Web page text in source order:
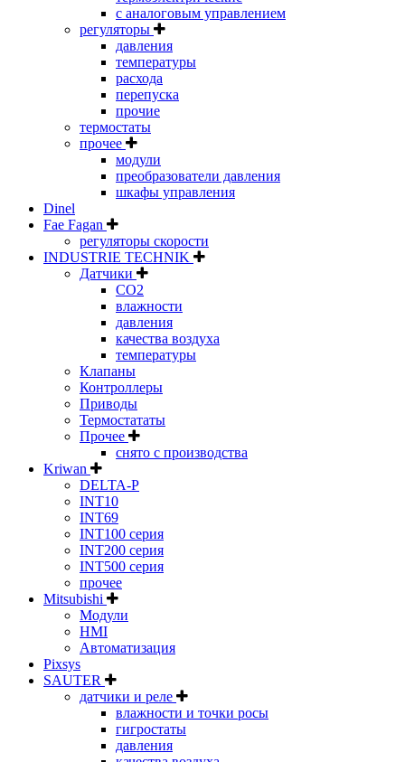
с аналоговым управлением
регуляторы
давления
температуры
расхода
перепуска
прочие
термостаты
прочее
модули
преобразователи давления
шкафы управления
Dinel
Fae Fagan
регуляторы скорости
INDUSTRIE TECHNIK
Датчики
CO2
влажности
давления
качества воздуха
температуры
Клапаны
Контроллеры
Приводы
Термостататы
Прочее
снято с производства
Kriwan
DELTA-P
INT10
INT69
INT100 серия
INT200 серия
INT500 серия
прочее
Mitsubishi
Модули
HMI
Автоматизация
Pixsys
SAUTER
датчики и реле
влажности и точки росы
гигростаты
давления